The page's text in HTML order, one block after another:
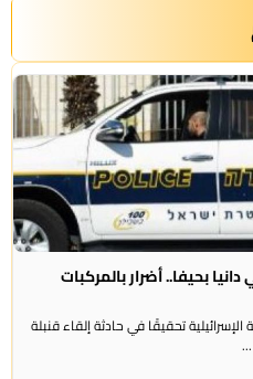
بحيفا.. أضرار بالمركبات
تحقيقًا في حادثة إلقاء قنبلة